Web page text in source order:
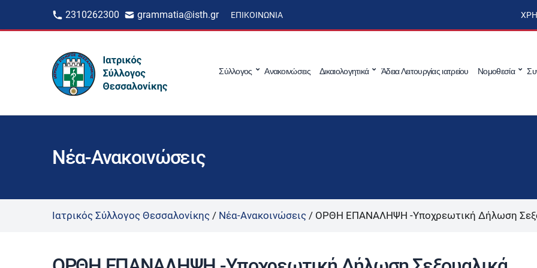
2310262300 grammatia@isth.gr ΕΠΙΚΟΙΝΩΝΊΑ
Σύλλογος Ανακοινώσεις Δικαιολογητικά Άδεια Λειτουργίας ιατρείου Νομοθεσία
Νέα-Ανακοινώσεις
Ιατρικός Σύλλογος Θεσσαλονίκης / Νέα-Ανακοινώσεις / ΟΡΘΗ ΕΠΑΝΑΛΗΨΗ -Υποχρεωτική Δήλωση